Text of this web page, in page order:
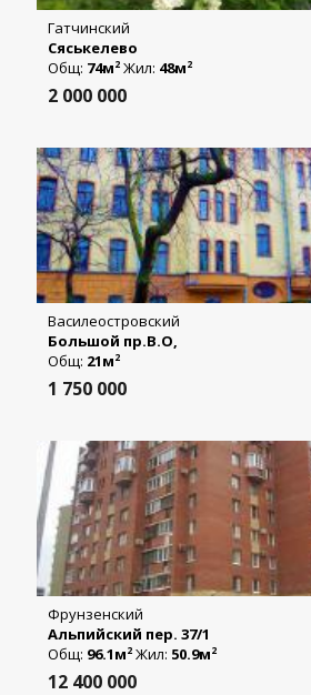
Гатчинский
Сяськелево
Общ: 74м2 Жил: 48м2
2 000 000
Василеостровский
Большой пр.В.О,
Общ: 21м2
1 750 000
Фрунзенский
Альпийский пер. 37/1
Общ: 96.1м2 Жил: 50.9м2
12 400 000